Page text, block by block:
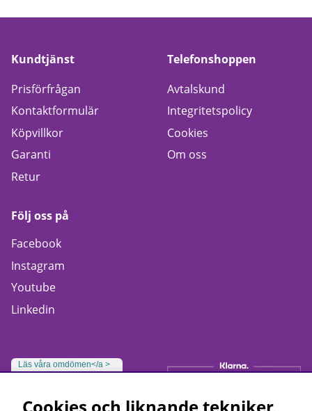
Kundtjänst
Prisförfrågan
Kontaktformulär
Köpvillkor
Garanti
Retur
Telefonshoppen
Avtalskund
Integritetspolicy
Cookies
Om oss
Följ oss på
Facebook
Instagram
Youtube
Linkedin
Läs våra omdömen</a >